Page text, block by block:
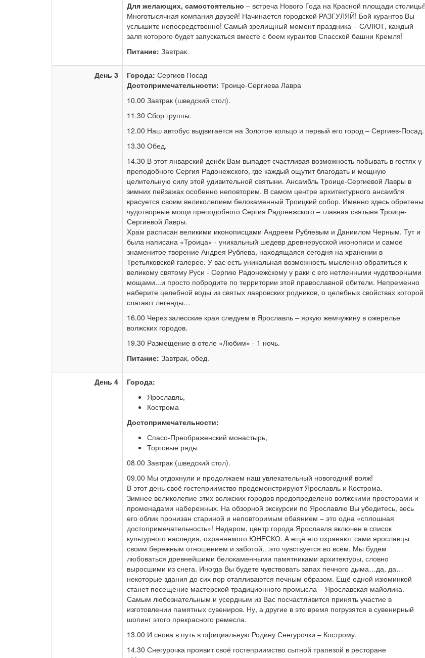
Для желающих, самостоятельно – встреча Нового Года на Красной площади столицы!
Многотысячная компания друзей! Начинается городской РАЗГУЛЯЙ! Бой курантов Вы
услышите непосредственно! Самый зрелищный момент праздника – САЛЮТ, каждый
залп которого будет запускаться вместе с боем курантов Спасской башни Кремля!
Питание: Завтрак.
День 3 Города: Сергиев Посад
Достопримечательности: Троице-Сергиева Лавра
10.00 Завтрак (шведский стол).
11.30 Сбор группы.
12.00 Наш автобус выдвигается на Золотое кольцо и первый его город – Сергиев-Посад.
13.30 Обед.
14.30 В этот январский денёк Вам выпадет счастливая возможность побывать в гостях у
преподобного Сергия Радонежского, где каждый ощутит благодать и мощную
целительную силу этой удивительной святыни. Ансамбль Троице-Сергиевой Лавры в
зимних пейзажах особенно неповторим. В самом центре архитектурного ансамбля
красуется своим великолепием белокаменный Троицкий собор. Именно здесь обретены
чудотворные мощи преподобного Сергия Радонежского – главная святыня Троице-
Сергиевой Лавры.
Храм расписан великими иконописцами Андреем Рублевым и Даниилом Черным. Тут и
была написана «Троица» - уникальный шедевр древнерусской иконописи и самое
знаменитое творение Андрея Рублева, находящаяся сегодня на хранении в
Третьяковской галерее. У вас есть уникальная возможность мысленно обратиться к
великому святому Руси - Сергию Радонежскому у раки с его нетленными чудотворными
мощами...и просто побродите по территории этой православной обители. Непременно
наберите целебной воды из святых лавровских родников, о целебных свойствах которой
слагают легенды…
16.00 Через залесские края следуем в Ярославль – яркую жемчужину в ожерелье
волжских городов.
19.30 Размещение в отеле «Любим» - 1 ночь.
Питание: Завтрак, обед.
День 4
Города:
Ярославль,
Кострома
Достопримечательности:
Спасо-Преображенский монастырь,
Торговые ряды
08.00 Завтрак (шведский стол).
09.00 Мы отдохнули и продолжаем наш увлекательный новогодний вояж!
В этот день своё гостеприимство продемонстрируют Ярославль и Кострома.
Зимнее великолепие этих волжских городов предопределено волжскими просторами и
променадами набережных. На обзорной экскурсии по Ярославлю Вы убедитесь, весь
его облик пронизан стариной и неповторимым обаянием – это одна «сплошная
достопримечательность»! Недаром, центр города Ярославля включен в список
культурного наследия, охраняемого ЮНЕСКО. А ещё его охраняют сами ярославцы
своим бережным отношением и заботой…это чувствуется во всём. Мы будем
любоваться древнейшими белокаменными памятниками архитектуры, словно
выросшими из снега. Иногда Вы будете чувствовать запах печного дыма…да, да…
некоторые здания до сих пор отапливаются печным образом. Ещё одной изюминкой
станет посещение мастерской традиционного промысла – Ярославская майолика.
Самым любознательным и усердным из Вас посчастливится принять участие в
изготовлении памятных сувениров. Ну, а другие в это время погрузятся в сувенирный
шопинг этого прекрасного ремесла.
13.00 И снова в путь в официальную Родину Снегурочки – Кострому.
14.30 Снегурочка проявит своё гостеприимство сытной трапезой в ресторане